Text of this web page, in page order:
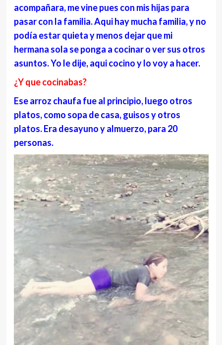
acompañara, me vine pues con mis hijas para
pasar con la familia. Aqui hay mucha familia, y no
podía estar quieta y menos dejar que mi
hermana sola se ponga a cocinar o ver sus otros
asuntos. Yo le dije, aqui cocino y lo voy a hacer.
¿Y que cocinabas?
Ese arroz chaufa fue al principio, luego otros
platos, como sopa de casa, guisos y otros
platos. Era desayuno y almuerzo, para 20
personas.